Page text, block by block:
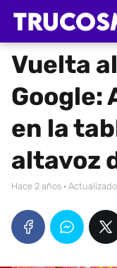
Vuelta
Google:
en la
altavoz
hace 2 años ·